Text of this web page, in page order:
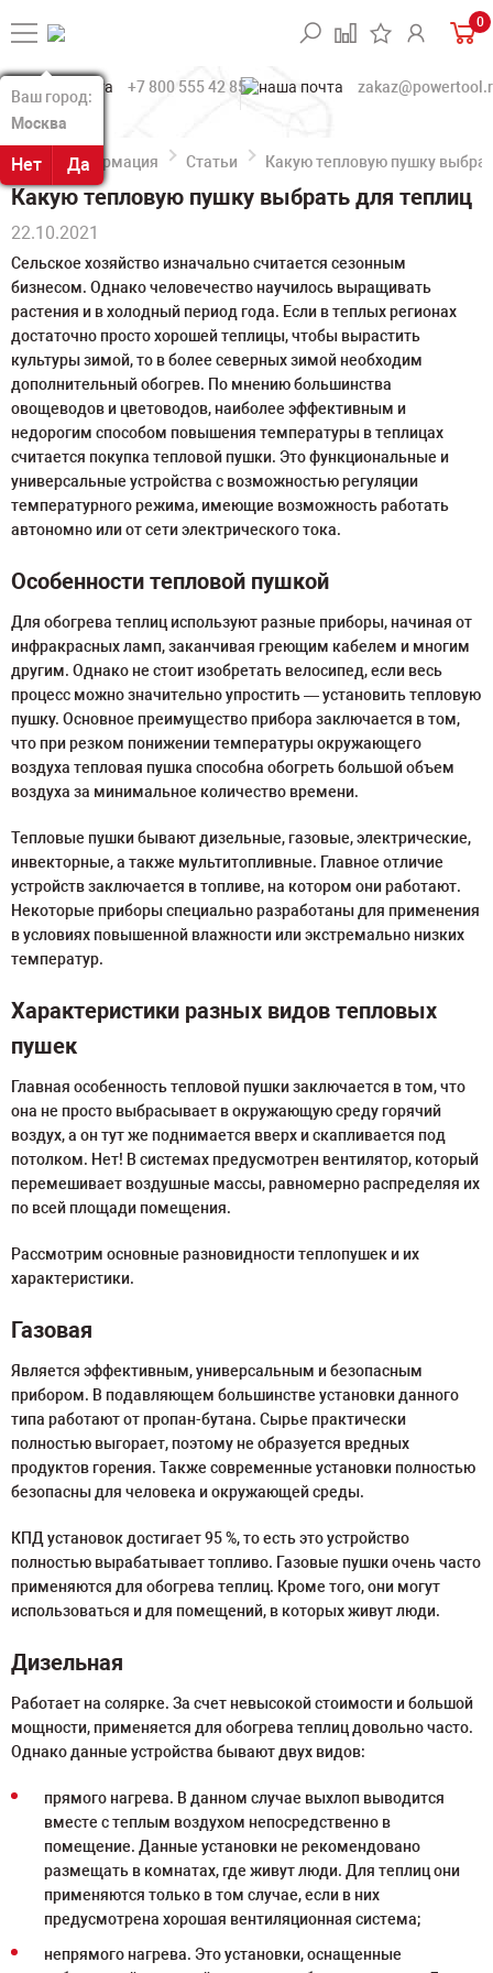
Ваш город:
Москва
Нет Да
Ваш город:
Москва
Нет Да
0
+7 800 555 42 85
Информация Статьи Какую тепловую пушку
Какую тепловую пушку выбрать для теплиц
22.10.2021
Сельское хозяйство изначально считается сезонным
бизнесом. Однако человечество научилось выращивать
растения и в холодный период года. Если в теплых регионах
достаточно просто хорошей теплицы, чтобы вырастить
культуры зимой, то в более северных зимой необходим
дополнительный обогрев. По мнению большинства
овощеводов и цветоводов, наиболее эффективным и
недорогим способом повышения температуры в теплицах
считается покупка тепловой пушки. Это функциональные и
универсальные устройства с возможностью регуляции
температурного режима, имеющие возможность работать
автономно или от сети электрического тока.
Особенности тепловой пушкой
Для обогрева теплиц используют разные приборы, начиная от
инфракрасных ламп, заканчивая греющим кабелем и многим
другим. Однако не стоит изобретать велосипед, если весь
процесс можно значительно упростить — установить тепловую
пушку. Основное преимущество прибора заключается в том,
что при резком понижении температуры окружающего
воздуха тепловая пушка способна обогреть большой объем
воздуха за минимальное количество времени.
Тепловые пушки бывают дизельные, газовые, электрические,
инвекторные, а также мультитопливные. Главное отличие
устройств заключается в топливе, на котором они работают.
Некоторые приборы специально разработаны для применения
в условиях повышенной влажности или экстремально низких
температур.
Характеристики разных видов тепловых
пушек
Главная особенность тепловой пушки заключается в том, что
она не просто выбрасывает в окружающую среду горячий
воздух, а он тут же поднимается вверх и скапливается под
потолком. Нет! В системах предусмотрен вентилятор, который
перемешивает воздушные массы, равномерно распределяя их
по всей площади помещения.
Рассмотрим основные разновидности теплопушек и их
характеристики.
Газовая
Является эффективным, универсальным и безопасным
прибором. В подавляющем большинстве установки данного
типа работают от пропан-бутана. Сырье практически
полностью выгорает, поэтому не образуется вредных
продуктов горения. Также современные установки полностью
безопасны для человека и окружающей среды.
КПД установок достигает 95 %, то есть это устройство
полностью вырабатывает топливо. Газовые пушки очень часто
применяются для обогрева теплиц. Кроме того, они могут
использоваться и для помещений, в которых живут люди.
Дизельная
Работает на солярке. За счет невысокой стоимости и большой
мощности, применяется для обогрева теплиц довольно часто.
Однако данные устройства бывают двух видов:
прямого нагрева. В данном случае выхлоп выводится
вместе с теплым воздухом непосредственно в
помещение. Данные установки не рекомендовано
размещать в комнатах, где живут люди. Для теплиц они
применяются только в том случае, если в них
предусмотрена хорошая вентиляционная система;
непрямого нагрева. Это установки, оснащенные